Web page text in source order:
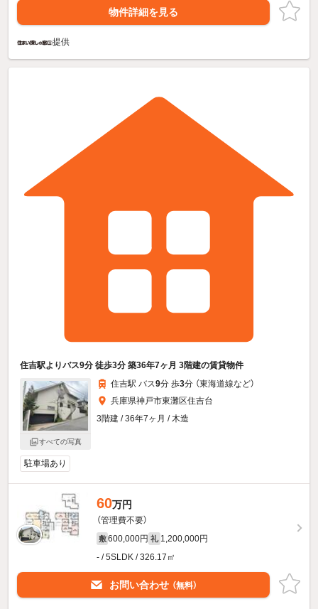
物件詳細を見る
提供
住吉駅よりバス9分 徒歩3分 築36年7ヶ月 3階建の賃貸物件
すべての写真
住吉駅 バス9分 歩3分 （東海道線など）
兵庫県神戸市東灘区住吉台
3階建 / 36年7ヶ月 / 木造
駐車場あり
60万円
（管理費不要）
敷 600,000円 礼 1,200,000円
- / 5SLDK / 326.17㎡
お問い合わせ （無料）